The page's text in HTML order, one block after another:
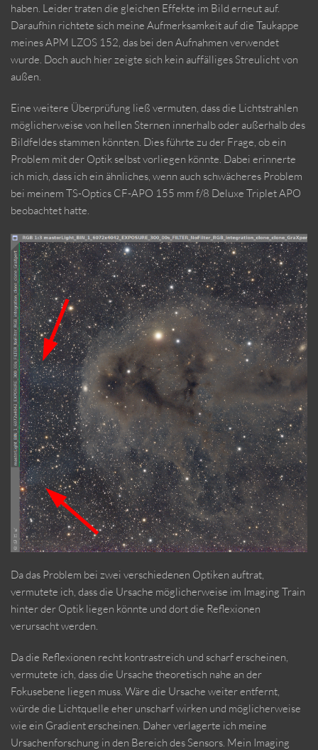
haben. Leider traten die gleichen Effekte im Bild erneut auf.
Daraufhin richtete sich meine Aufmerksamkeit auf die Taukappe
meines APM LZOS 152, das bei den Aufnahmen verwendet
wurde. Doch auch hier zeigte sich kein auffälliges Streulicht von
außen.
Eine weitere Überprüfung ließ vermuten, dass die Lichtstrahlen
möglicherweise von hellen Sternen innerhalb oder außerhalb des
Bildfeldes stammen könnten. Dies führte zu der Frage, ob ein
Problem mit der Optik selbst vorliegen könnte. Dabei erinnerte
ich mich, dass ich ein ähnliches, wenn auch schwächeres Problem
bei meinem TS-Optics CF-APO 155 mm f/8 Deluxe Triplet APO
beobachtet hatte.
Da das Problem bei zwei verschiedenen Optiken auftrat,
vermutete ich, dass die Ursache möglicherweise im Imaging Train
hinter der Optik liegen könnte und dort die Reflexionen
verursacht werden.
Da die Reflexionen recht kontrastreich und scharf erscheinen,
vermutete ich, dass die Ursache theoretisch nahe an der
Fokusebene liegen muss. Wäre die Ursache weiter entfernt,
würde die Lichtquelle eher unscharf wirken und möglicherweise
wie ein Gradient erscheinen. Daher verlagerte ich meine
Ursachenforschung in den Bereich des Sensors. Mein Imaging